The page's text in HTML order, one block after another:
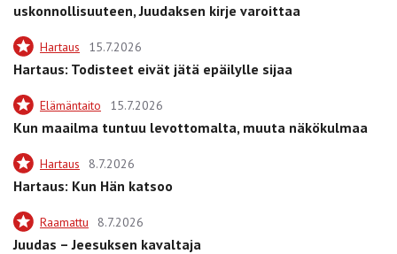
uskonnollisuuteen, Juudaksen kirje varoittaa
Hartaus 15.7.2026
Hartaus: Todisteet eivät jätä epäilylle sijaa
Elämäntaito 15.7.2026
Kun maailma tuntuu levottomalta, muuta näkökulmaa
Hartaus 8.7.2026
Hartaus: Kun Hän katsoo
Raamattu 8.7.2026
Juudas – Jeesuksen kavaltaja